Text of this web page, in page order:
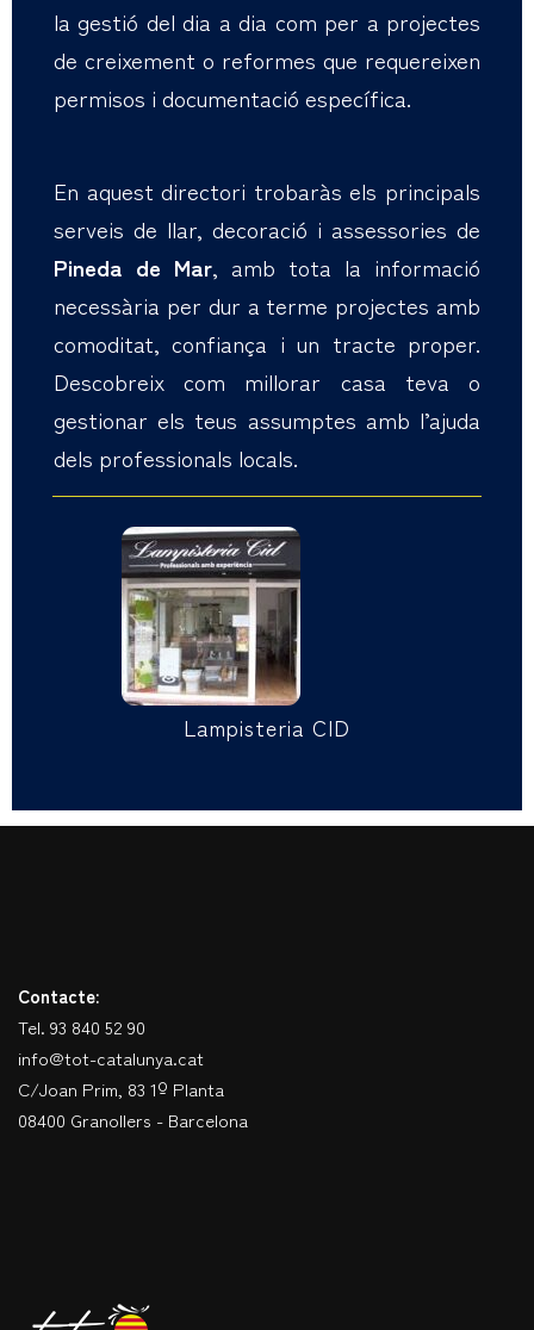
la gestió del dia a dia com per a projectes
de creixement o reformes que requereixen
permisos i documentació específica.
En aquest directori trobaràs els principals
serveis de llar, decoració i assessories de
Pineda de Mar, amb tota la informació
necessària per dur a terme projectes amb
comoditat, confiança i un tracte proper.
Descobreix com millorar casa teva o
gestionar els teus assumptes amb l’ajuda
dels professionals locals.
Lampisteria CID
Contacte:
Tel. 93 840 52 90
info@tot-catalunya.cat
C/Joan Prim, 83 1º Planta
08400 Granollers - Barcelona